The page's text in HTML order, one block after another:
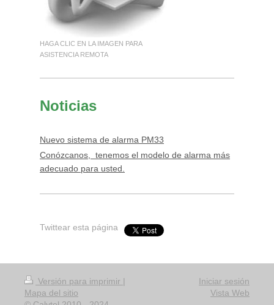
HAGA CLIC EN LA IMAGEN PARA
ASISTENCIA REMOTA
Noticias
Nuevo sistema de alarma PM33
Conózcanos, tenemos el modelo de alarma más
adecuado para usted.
Twittear esta página
Versión para imprimir |
Mapa del sitio
Iniciar sesión
Vista Web